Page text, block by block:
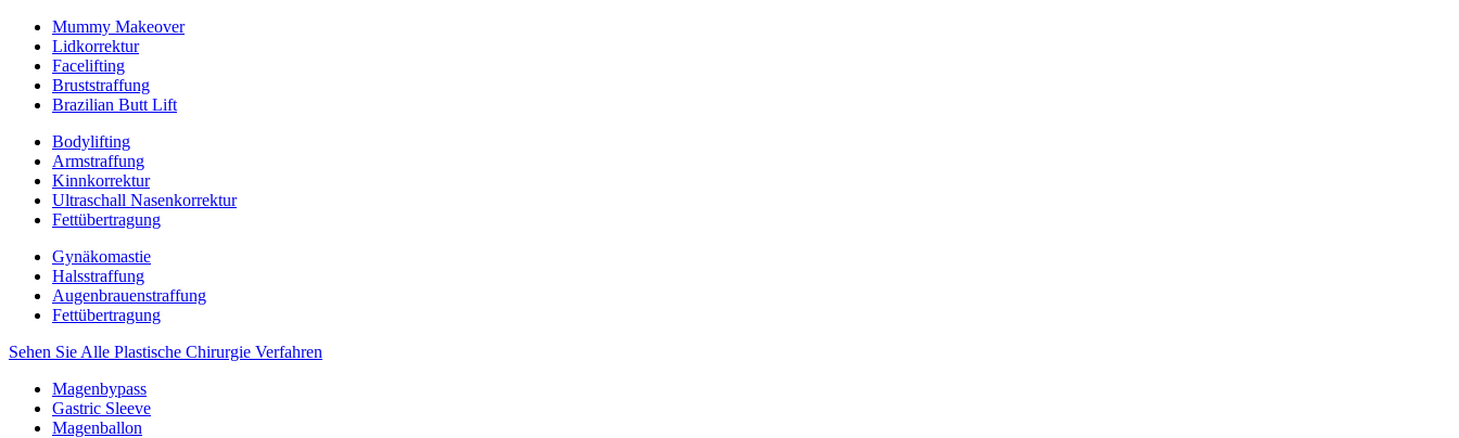
Mummy Makeover
Lidkorrektur
Facelifting
Bruststraffung
Brazilian Butt Lift
Bodylifting
Armstraffung
Kinnkorrektur
Ultraschall Nasenkorrektur
Fettübertragung
Gynäkomastie
Halsstraffung
Augenbrauenstraffung
Fettübertragung
Sehen Sie Alle Plastische Chirurgie Verfahren
Magenbypass
Gastric Sleeve
Magenballon